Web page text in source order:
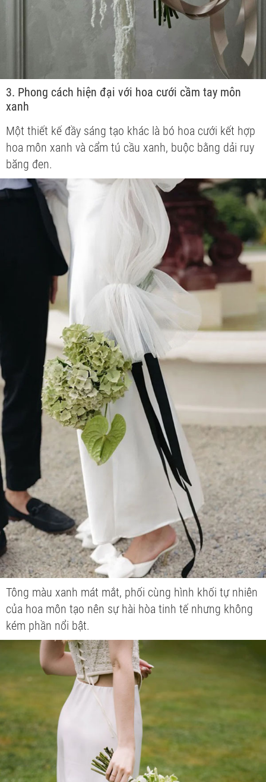
3. Phong cách hiện đại với hoa cưới cầm tay môn
xanh
Một thiết kế đầy sáng tạo khác là bó hoa cưới kết hợp
hoa môn xanh và cẩm tú cầu xanh, buộc bằng dải ruy
băng đen.
Tông màu xanh mát mắt, phối cùng hình khối tự nhiên
của hoa môn tạo nên sự hài hòa tinh tế nhưng không
kém phần nổi bật.